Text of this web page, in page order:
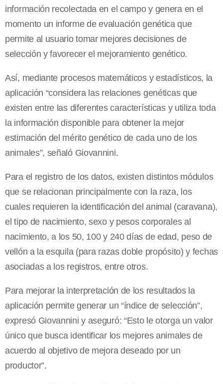
información recolectada en el campo y genera en el
momento un informe de evaluación genética que
permite al usuario tomar mejores decisiones de
selección y favorecer el mejoramiento genético.
Así, mediante procesos matemáticos y estadísticos, la
aplicación “considera las relaciones genéticas que
existen entre las diferentes características y utiliza toda
la información disponible para obtener la mejor
estimación del mérito genético de cada uno de los
animales”, señaló Giovannini.
Para el registro de los datos, existen distintos módulos
que se relacionan principalmente con la raza, los
cuales requieren la identificación del animal (caravana),
el tipo de nacimiento, sexo y pesos corporales al
nacimiento, a los 50, 100 y 240 días de edad, peso de
vellón a la esquila (para razas doble propósito) y fechas
asociadas a los registros, entre otros.
Para mejorar la interpretación de los resultados la
aplicación permite generar un “índice de selección”,
expresó Giovannini y aseguró: “Esto le otorga un valor
único que busca identificar los mejores animales de
acuerdo al objetivo de mejora deseado por un
productor”.